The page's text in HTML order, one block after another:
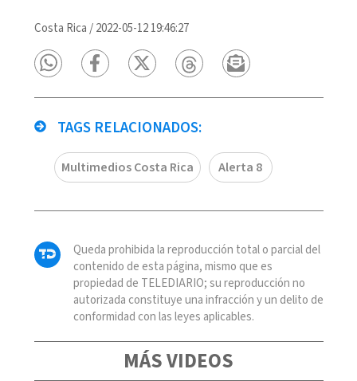
Costa Rica /2022-05-12 19:46:27
TAGS RELACIONADOS:
Multimedios Costa Rica Alerta 8
Queda prohibida la reproducción total o parcial del
contenido de esta página, mismo que es
propiedad de TELEDIARIO; su reproducción no
autorizada constituye una infracción y un delito de
conformidad con las leyes aplicables.
MÁS VIDEOS